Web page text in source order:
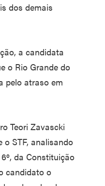
dos demais
a candidata
o Rio Grande do
pelo atraso em
Teori Zavascki
o STF, analisando
da Constituição
candidato o